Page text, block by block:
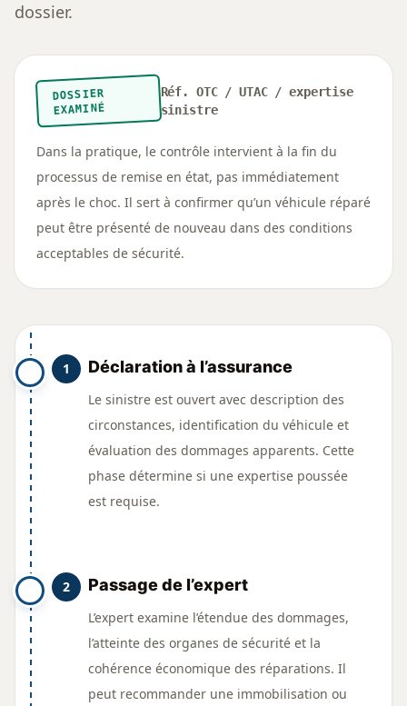
dossier.
DOSSIER
EXAMINÉ
Réf. OTC / UTAC / expertise
sinistre
Dans la pratique, le contrôle intervient à la fin du
processus de remise en état, pas immédiatement
après le choc. Il sert à confirmer qu’un véhicule réparé
peut être présenté de nouveau dans des conditions
acceptables de sécurité.
1 Déclaration à l’assurance
Le sinistre est ouvert avec description des
circonstances, identification du véhicule et
évaluation des dommages apparents. Cette
phase détermine si une expertise poussée
est requise.
2 Passage de l’expert
L’expert examine l’étendue des dommages,
l’atteinte des organes de sécurité et la
cohérence économique des réparations. Il
peut recommander une immobilisation ou